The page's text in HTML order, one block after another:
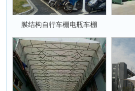
膜结构自行车棚电瓶车棚